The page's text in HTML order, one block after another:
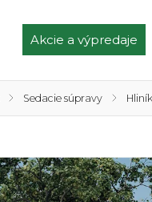
Akcie a výpredaje
/ Sedacie súpravy /